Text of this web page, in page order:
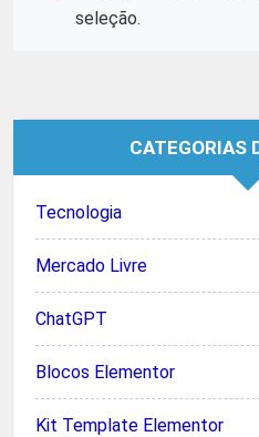
seleção.
CATEGORIAS
Tecnologia
Mercado Livre
ChatGPT
Blocos Elementor
Kit Template Elementor